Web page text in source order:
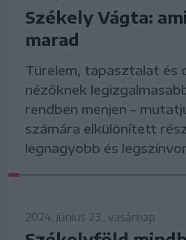
Székely Vágta:
marad
Türelem, tapasztalat és
nézőknek
rendben menjen –
számára elkülönített
legnagyobb és
2024. június 23., vasárnap